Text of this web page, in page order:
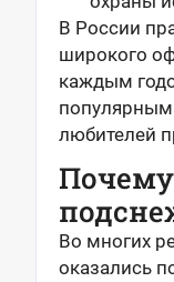
В России
широкого
каждым
популярным
любителей
Во многих
оказались